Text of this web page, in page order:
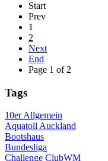
Start
Prev
1
2
Next
End
Page 1 of 2
Tags
10erAllgemein
AquatollAuckland
Bootshaus
Bundesliga
Challenge ClubWM